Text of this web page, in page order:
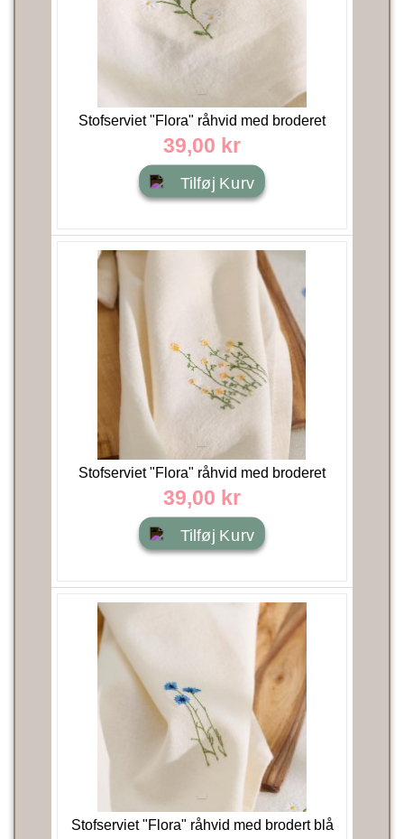
Stofserviet "Flora" råhvid med broderet
hvide...
39,00 kr
Tilføj Kurv
Stofserviet "Flora" råhvid med broderet
gule smørblomster...
39,00 kr
Tilføj Kurv
Stofserviet "Flora" råhvid med brodert blå